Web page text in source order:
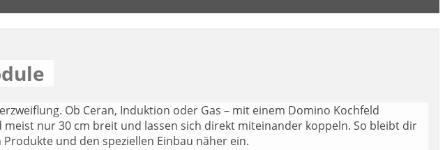
Ob Ceran, Induktion oder Gas – mit einem Domino Kochfeld
nur 30 cm breit und lassen sich direkt miteinander koppeln. So bleibt dir
und den speziellen Einbau näher ein.